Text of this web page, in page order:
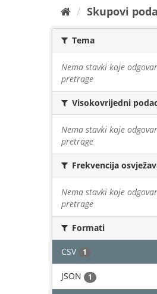
Skupovi
Tema
Nema stavki koje
pretrage
Visokovrijedni
Nema stavki koje
pretrage
Frekvencija
Nema stavki koje
pretrage
Formati
CSV 1
JSON 1